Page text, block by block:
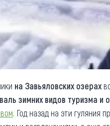
на Завьяловских озерах
зимних видов туризма и
. Год назад на эти гуляния